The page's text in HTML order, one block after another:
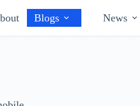
Blogs News